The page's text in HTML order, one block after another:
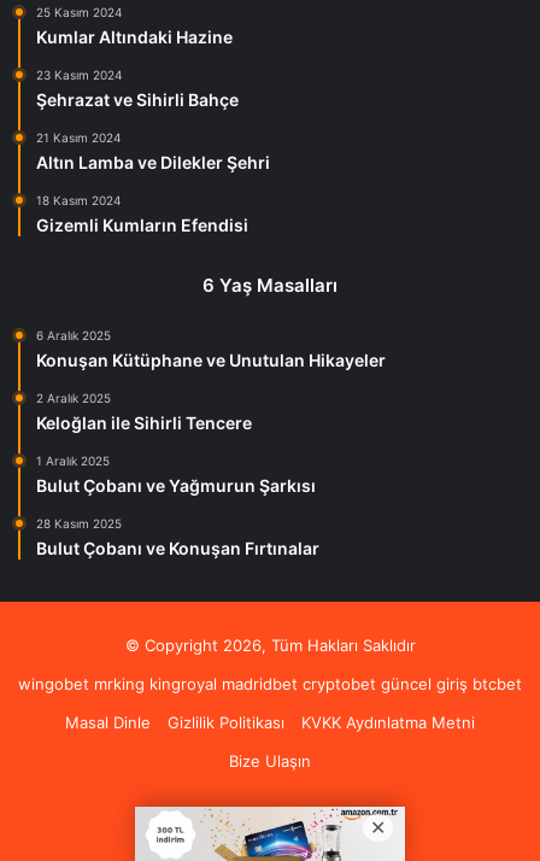
25 Kasım 2024
Kumlar Altındaki Hazine
23 Kasım 2024
Şehrazat ve Sihirli Bahçe
21 Kasım 2024
Altın Lamba ve Dilekler Şehri
18 Kasım 2024
Gizemli Kumların Efendisi
6 Yaş Masalları
6 Aralık 2025
Konuşan Kütüphane ve Unutulan Hikayeler
2 Aralık 2025
Keloğlan ile Sihirli Tencere
1 Aralık 2025
Bulut Çobanı ve Yağmurun Şarkısı
28 Kasım 2025
Bulut Çobanı ve Konuşan Fırtınalar
© Copyright 2026, Tüm Hakları Saklıdır
wingobet mrking kingroyal madridbet cryptobet güncel giriş btcbet
Masal Dinle
Gizlilik Politikası
KVKK Aydınlatma Metni
Bize Ulaşın
PinterestInstagram
RSS